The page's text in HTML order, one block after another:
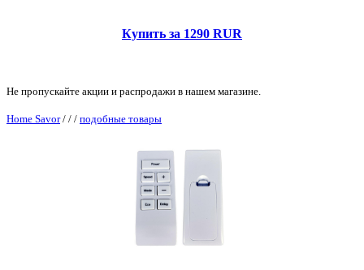
Купить за 1290 RUR
Не пропускайте акции и распродажи в нашем магазине.
Home Savor/ / / подобные товары